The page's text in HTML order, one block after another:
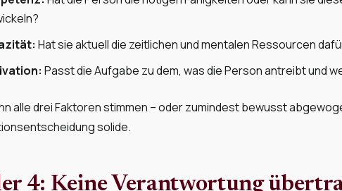
Hat sie aktuell die zeitlichen und mentalen Ressourcen
Passt die Aufgabe zu dem, was die Person antreibt und
alle drei Faktoren stimmen – oder zumindest bewusst
solide.
4: Keine Verantwortung